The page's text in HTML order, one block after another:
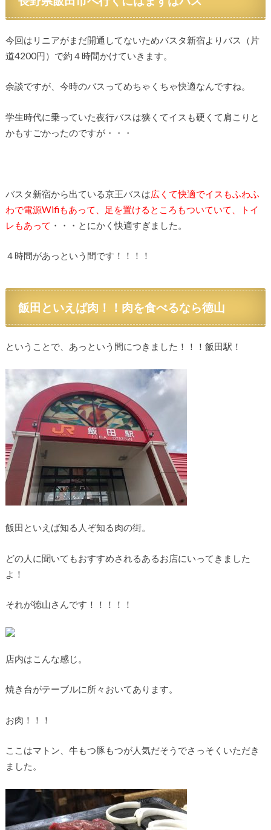
今回はリニアがまだ開通してないためバスタ新宿よりバス（片
道4200円）で約４時間かけていきます。
余談ですが、今時のバスってめちゃくちゃ快適なんですね。
学生時代に乗っていた夜行バスは狭くてイスも硬くて肩こりと
かもすごかったのですが・・・
バスタ新宿から出ている京王バスは広くて快適でイスもふわふ
わで電源Wifiもあって、足を置けるところもついていて、トイ
レもあって ・・・とにかく快適すぎました。
４時間があっという間です！！！！
飯田といえば肉！！肉を食べるなら徳山
ということで、あっという間につきました！！！飯田駅！
飯田といえば知る人ぞ知る肉の街。
どの人に聞いてもおすすめされるあるお店にいってきました
よ！
それが徳山さんです！！！！！
店内はこんな感じ。
焼き台がテーブルに所々おいてあります。
お肉！！！
ここはマトン、牛もつ豚もつが人気だそうでさっそくいただき
ました。